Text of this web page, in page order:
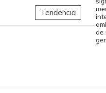
Tendencia
de